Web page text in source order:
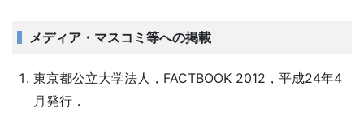
メディア・マスコミ等への掲載
東京都公立大学法人，FACTBOOK 2012，平成24年4
月発行．